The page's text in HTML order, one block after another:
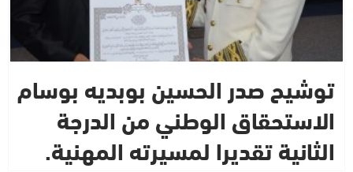
توشيح صدر الحسين بوبديه بوسام
الاستحقاق الوطني من الدرجة
الثانية تقديرا لمسيرته المهنية.